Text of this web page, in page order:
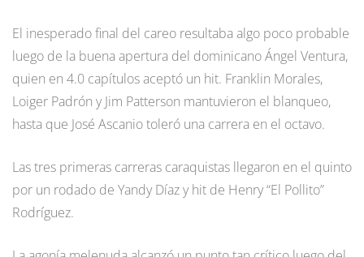
El inesperado final del careo resultaba algo poco probable
luego de la buena apertura del dominicano Ángel Ventura,
quien en 4.0 capítulos aceptó un hit. Franklin Morales,
Loiger Padrón y Jim Patterson mantuvieron el blanqueo,
hasta que José Ascanio toleró una carrera en el octavo.
Las tres primeras carreras caraquistas llegaron en el quinto
por un rodado de Yandy Díaz y hit de Henry “El Pollito”
Rodríguez.